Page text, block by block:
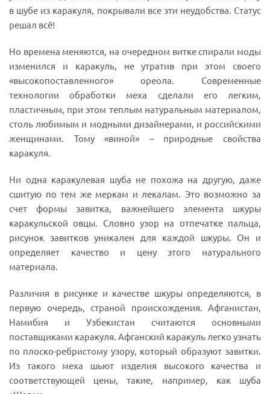
в шубе из каракуля, покрывали все эти неудобства. Статус
решал всё!
Но времена меняются, на очередном витке спирали моды
изменился и каракуль, не утратив при этом своего
«высокопоставленного» ореола. Современные
технологии обработки меха сделали его легким,
пластичным, при этом теплым натуральным материалом,
столь любимым и модными дизайнерами, и российскими
женщинами. Тому «виной» – природные свойства
каракуля.
Ни одна каракулевая шуба не похожа на другую, даже
сшитую по тем же меркам и лекалам. Это возможно за
счет формы завитка, важнейшего элемента шкуры
каракульской овцы. Словно узор на отпечатке пальца,
рисунок завитков уникален для каждой шкуры. Он и
определяет качество и цену этого натурального
материала.
Различия в рисунке и качестве шкуры определяются, в
первую очередь, страной происхождения. Афганистан,
Намибия и Узбекистан считаются основными
поставщиками каракуля. Афганский каракуль легко узнать
по плоско-ребристому узору, который образуют завитки.
Из такого меха шьют изделия высокого качества и
соответствующей цены, такие, например, как шуба